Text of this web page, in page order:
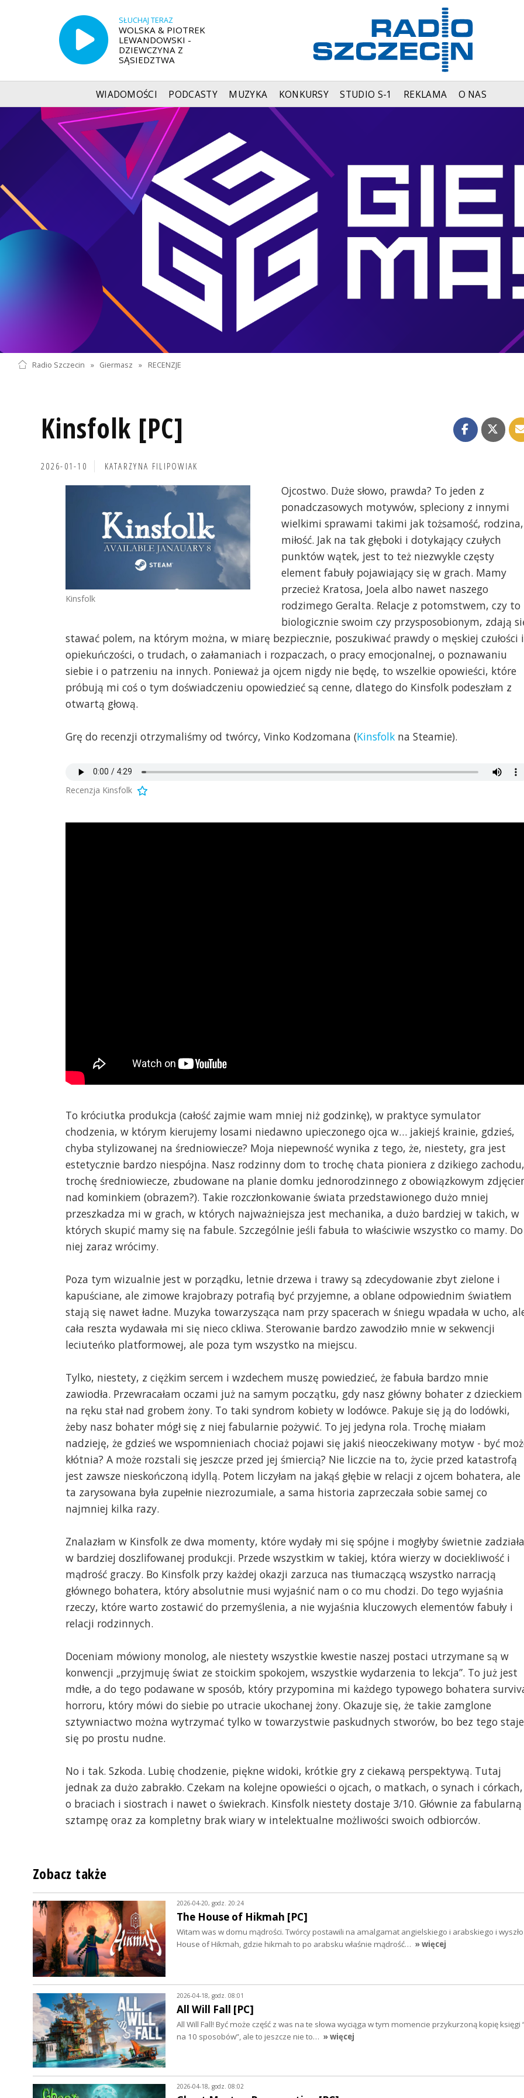
SŁUCHAJ TERAZ
WOLSKA & PIOTREK
LEWANDOWSKI -
DZIEWCZYNA Z
SĄSIEDZTWA
WIADOMOŚCI PODCASTY MUZYKA KONKURSY STUDIO S-1 REKLAMA O NAS
Radio Szczecin » Giermasz » RECENZJE
Kinsfolk [PC]
2026-01-10 KATARZYNA FILIPOWIAK
Kinsfolk
Ojcostwo. Duże słowo, prawda? To jeden z
ponadczasowych motywów, spleciony z innymi
wielkimi sprawami takimi jak tożsamość, rodzina,
miłość. Jak na tak głęboki i dotykający czułych
punktów wątek, jest to też niezwykle częsty
element fabuły pojawiający się w grach. Mamy
przecież Kratosa, Joela albo nawet naszego
rodzimego Geralta. Relacje z potomstwem, czy to
biologicznie swoim czy przysposobionym, zdają
stawać polem, na którym można, w miarę bezpiecznie, poszukiwać prawdy o męskiej czułości i
opiekuńczości, o trudach, o załamaniach i rozpaczach, o pracy emocjonalnej, o poznawaniu
siebie i o patrzeniu na innych. Ponieważ ja ojcem nigdy nie będę, to wszelkie opowieści, które
próbują mi coś o tym doświadczeniu opowiedzieć są cenne, dlatego do Kinsfolk podeszłam z
otwartą głową.
Grę do recenzji otrzymaliśmy od twórcy, Vinko Kodzomana (Kinsfolk na Steamie).
Recenzja Kinsfolk
To króciutka produkcja (całość zajmie wam mniej niż godzinkę), w praktyce symulator
chodzenia, w którym kierujemy losami niedawno upieczonego ojca w… jakiejś krainie, gdzieś,
chyba stylizowanej na średniowiecze? Moja niepewność wynika z tego, że, niestety, gra jest
estetycznie bardzo niespójna. Nasz rodzinny dom to trochę chata pioniera z dzikiego zachodu,
trochę średniowiecze, zbudowane na planie domku jednorodzinnego z obowiązkowym
nad kominkiem (obrazem?). Takie rozczłonkowanie świata przedstawionego dużo mniej
przeszkadza mi w grach, w których najważniejsza jest mechanika, a dużo bardziej w takich, w
których skupić mamy się na fabule. Szczególnie jeśli fabuła to właściwie wszystko co mamy. Do
niej zaraz wrócimy.
Poza tym wizualnie jest w porządku, letnie drzewa i trawy są zdecydowanie zbyt zielone i
kapuściane, ale zimowe krajobrazy potrafią być przyjemne, a oblane odpowiednim światłem
stają się nawet ładne. Muzyka towarzysząca nam przy spacerach w śniegu wpadała w ucho,
cała reszta wydawała mi się nieco ckliwa. Sterowanie bardzo zawodziło mnie w sekwencji
leciuteńko platformowej, ale poza tym wszystko na miejscu.
Tylko, niestety, z ciężkim sercem i wzdechem muszę powiedzieć, że fabuła bardzo mnie
zawiodła. Przewracałam oczami już na samym początku, gdy nasz główny bohater z dzieckiem
na ręku stał nad grobem żony. To taki syndrom kobiety w lodówce. Pakuje się ją do lodówki,
żeby nasz bohater mógł się z niej fabularnie pożywić. To jej jedyna rola. Trochę miałam
nadzieję, że gdzieś we wspomnieniach chociaż pojawi się jakiś nieoczekiwany motyw - być
kłótnia? A może rozstali się jeszcze przed jej śmiercią? Nie liczcie na to, życie przed katastrofą
jest zawsze nieskończoną idyllą. Potem liczyłam na jakąś głębie w relacji z ojcem bohatera, ale
ta zarysowana była zupełnie niezrozumiale, a sama historia zaprzeczała sobie samej co
najmniej kilka razy.
Znalazłam w Kinsfolk ze dwa momenty, które wydały mi się spójne i mogłyby świetnie
w bardziej doszlifowanej produkcji. Przede wszystkim w takiej, która wierzy w dociekliwość i
mądrość graczy. Bo Kinsfolk przy każdej okazji zarzuca nas tłumaczącą wszystko narracją
głównego bohatera, który absolutnie musi wyjaśnić nam o co mu chodzi. Do tego wyjaśnia
rzeczy, które warto zostawić do przemyślenia, a nie wyjaśnia kluczowych elementów fabuły i
relacji rodzinnych.
Doceniam mówiony monolog, ale niestety wszystkie kwestie naszej postaci utrzymane są w
konwencji „przyjmuję świat ze stoickim spokojem, wszystkie wydarzenia to lekcja”. To już jest
mdłe, a do tego podawane w sposób, który przypomina mi każdego typowego bohatera
horroru, który mówi do siebie po utracie ukochanej żony. Okazuje się, że takie zamglone
sztywniactwo można wytrzymać tylko w towarzystwie paskudnych stworów, bo bez tego staje
się po prostu nudne.
No i tak. Szkoda. Lubię chodzenie, piękne widoki, krótkie gry z ciekawą perspektywą. Tutaj
jednak za dużo zabrakło. Czekam na kolejne opowieści o ojcach, o matkach, o synach i córkach,
o braciach i siostrach i nawet o świekrach. Kinsfolk niestety dostaje 3/10. Głównie za fabularną
sztampę oraz za kompletny brak wiary w intelektualne możliwości swoich odbiorców.
Zobacz także
2026-04-20, godz. 20:24
The House of Hikmah [PC]
Witam was w domu mądrości. Twórcy postawili na amalgamat angielskiego i arabskiego i
House of Hikmah, gdzie hikmah to po arabsku właśnie mądrość… » więcej
2026-04-18, godz. 08:01
All Will Fall [PC]
All Will Fall! Być może część z was na te słowa wyciąga w tym momencie przykurzoną kopię księgi
na 10 sposobów”, ale to jeszcze nie to… » więcej
2026-04-18, godz. 08:02